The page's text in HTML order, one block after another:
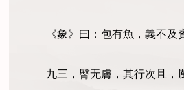
《象》曰：包有魚，義不及
九三，臀无膚，其行次且，